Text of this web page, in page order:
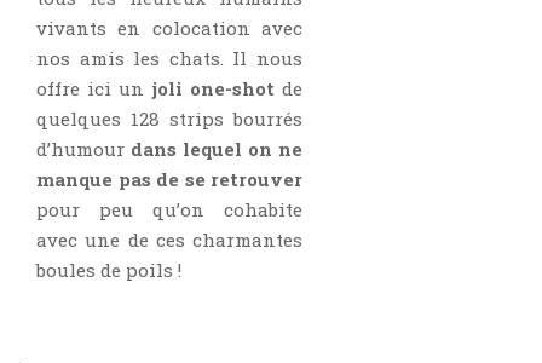
Policier Et Suspense
Post Apocalyptique
Rendez-Vous Livresques
Road-Book
Roman
Roman D'apprentissage
Roman Noir
vivants en colocation avec
nos amis les chats. Il nous
offre ici un joli one-shot de
quelques 128 strips bourrés
d’humour dans lequel on ne
manque pas de se retrouver
pour peu qu’on cohabite
avec une de ces charmantes
boules de poils !